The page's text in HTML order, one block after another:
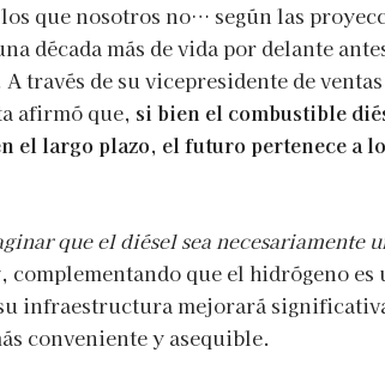
que nosotros no… según las
década más de vida por delante
través de su vicepresidente de
afirmó que, si bien el combustible
el largo plazo, el futuro pertenece a
que el diésel sea necesariamente
complementando que el hidrógeno
infraestructura mejorará
conveniente y asequible.